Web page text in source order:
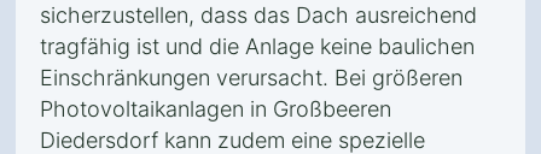
sicherzustellen, dass das Dach ausreichend
tragfähig ist und die Anlage keine baulichen
Einschränkungen verursacht. Bei größeren
Photovoltaikanlagen in Großbeeren
Diedersdorf kann zudem eine spezielle